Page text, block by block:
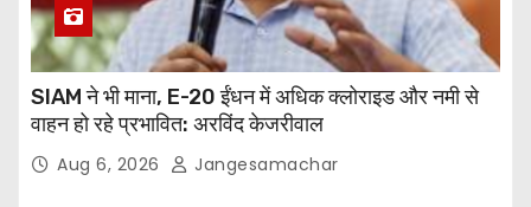
SIAM ने भी माना, E-20 ईंधन में अधिक क्लोराइड और नमी से
वाहन हो रहे प्रभावित: अरविंद केजरीवाल
Aug 6, 2026 Jangesamachar